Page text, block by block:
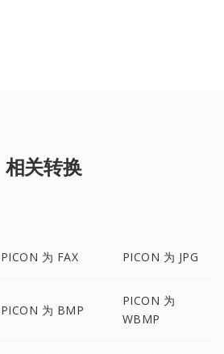
相关转换
PICON 为 FAX PICON 为 JPG
PICON 为 BMP
PICON 为
WBMP